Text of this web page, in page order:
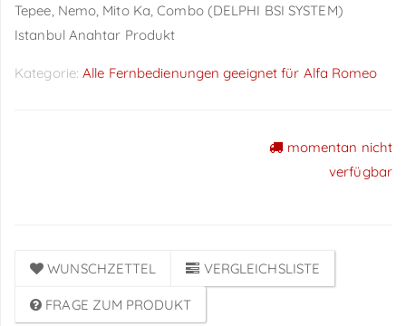
Tepee, Nemo, Mito Ka, Combo (DELPHI BSI SYSTEM)
Istanbul Anahtar Produkt
Kategorie:Alle Fernbedienungen geeignet für Alfa Romeo
momentan nicht
verfügbar
WUNSCHZETTEL VERGLEICHSLISTE
FRAGE ZUM PRODUKT